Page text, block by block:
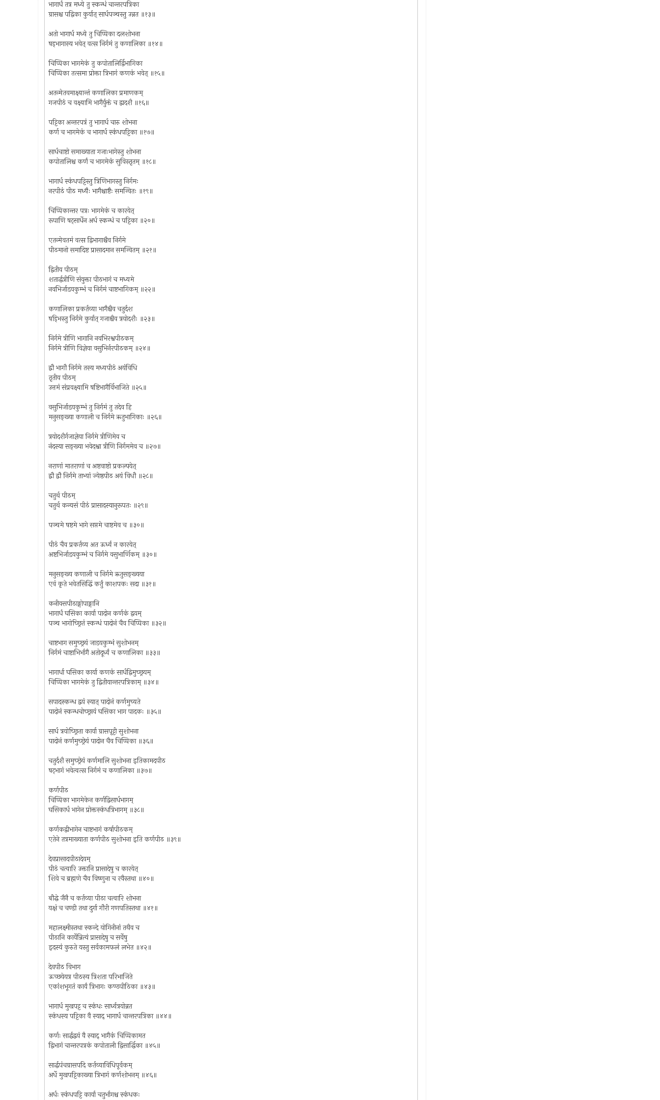
भागार्धं तत्र मध्ये तु स्कन्धं चान्तरपत्रिका
ग्रासश्च पद्विका कुर्यात् सार्धपञ्चस्तु उन्नत ॥१३॥
अतो भागार्ध मध्ये तु चिप्पिका दलशोभना
षड्भागास्य भवेत् वत्स निर्गमं तु कणालिका ॥१४॥
चिप्पिका भागमेकं तु कपोतालिर्द्विभागिका
चिप्पिका तत्समा प्रोक्ता त्रिभागं कणकं भवेत् ॥१५॥
अतन्मेतवमाक्ष्यान्तं कणालिका प्रमाणकम्
गजपीठं च वक्ष्यामि भागैर्युक्तं च द्वादशै ॥१६॥
पट्टिका अन्तरपत्रं तु भागार्ध चारु शोभना
कर्ण च भागमेकं च भागार्ध स्कंधपट्टिका ॥१७॥
सार्धचाष्टो समाख्याता गजाःभागेस्तु शोभना
कपोतालिश्च कर्णं च भागमेकं सुविस्तृतम् ॥१८॥
भागार्ध स्कंधपट्टिस्तु त्रिणिभागस्तु निर्गमः
नरपीठं पीठ मध्यैः भागैश्चाष्टैः समन्वितः ॥१९॥
चिप्पिकान्तर पत्रः भागमेकं च कारयेत्
रूपाणि षट्सार्धेन अर्ध स्कन्धं च पट्टिका ॥२०॥
एतन्मेवतमं वत्स द्विभागाश्चैव निर्गमे
पीठमानो समादिष्ट प्रासादमान समन्वितम् ॥२१॥
द्वितीय पीठम्
शतार्द्धत्रीणि संयुक्ता पीठभागं च मध्यमे
नवभिर्जाडयकुम्भं च निर्गमं चाष्टभागिकम् ॥२२॥
कणालिका प्रकर्तव्या भागैश्चैव चतुर्दश
षड्भिस्तु निर्गमे कुर्यात् गजाश्चैव त्रयोदशैः ॥२३॥
निर्गमे त्रीणि भागानि नवभिरश्वपीठकम्
निर्गमे त्रीणि विज्ञेया वसुभिर्नरपीठकम् ॥२४॥
द्वौ भागौ निर्गमे तस्य मध्यपीठं अयंविधि
तृतीय पीठम्
उत्तमं संप्रवक्ष्यामि षष्टिभागैर्विभाजिते ॥२५॥
वसुभिर्जाडयकुम्भं तु निर्गमं तु तदेव हि
मनुसङ्ख्या कणाली च निर्गमे ऋतुभागिकाः ॥२६॥
त्रयोदशैर्गजाज्ञेया निर्गमे त्रीणिमेव च
नंदस्या सङ्ख्या भवेदश्वा त्रीणि निर्गममेव च ॥२७॥
नराणां मातराणां च अष्टवाष्टो प्रकल्पयेत्
द्वौ द्वौ निर्गमे ताभ्यां ज्येष्ठपीठ अयं विधौ ॥२८॥
चतुर्थ पीठम्
चतुर्थ कन्यसं पीठं प्रासादस्यानुरूपतः ॥२९॥
पञ्चमे षष्टमे भागे सप्तमे चाष्टमेव च ॥३०॥
पीठं चैव प्रकर्तव्य अत ऊर्ध्व न कारयेत्
अष्टभिर्जाडयकुम्भं च निर्गमे वसुभार्णिकम् ॥३०॥
मनुसङ्ख्य कणाली च निर्गमे ऋतुसङ्ख्यया
एवं कृते भवेतसिद्धिं कर्तुं काशपकः सदा ॥३१॥
कनीयसपीठाङ्गोपाङ्गानि
भागार्धं घसिका कार्या पादोन कर्णकं द्वयम्
पञ्च भागोच्छ्रितं स्कन्धं पादोनं चैव चिप्पिका ॥३२॥
चाष्टभाग समुच्छ्रयं जाडयकुम्भं सुशोभनम्
निर्गमं चाष्टाभिर्भागै अतोदूर्ध्वं च कणालिका ॥३३॥
भागार्धा घसिका कार्या कणकं सार्धद्विमुच्छ्रयम्
चिप्पिका भागमेकं तु द्वितीयान्तरपत्रिकाम् ॥३४॥
सपादस्कन्ध द्वयं स्यात् पादोनं कर्णमुच्यते
पादोनं स्कन्धचोच्छ्रायं घसिका भाग पादकः ॥३५॥
सार्ध त्रयोच्छ्रिता कार्या ग्रासपृट्टी सुशोभना
पादोनं कर्णमुच्छ्रेयं पादोन चैव चिप्पिका ॥३६॥
चतुर्दशै समुच्छ्रेयं कर्णमालि सुशोभना इतिकामदपीठ
षट्भागं भवेत्वत्स निर्गमं च कणालिका ॥३७॥
कर्णपीठ
चिप्पिका भागमेकेन कर्णद्विसार्धभागम्
घसिकार्ध भागेन प्रोक्तस्कंधत्रिभागम् ॥३८॥
कर्णकद्वीभागेन चाष्टभागं कर्षापीठकम्
एतेने तत्रमाख्याता कर्णपीठ सुशोभना इति कर्णपीठ ॥३९॥
देवप्रासादपीठादेयम्
पीठं चत्वारि उक्तानि प्रासादेषु च कारयेत्
शिवे च ब्रह्मणे चैव विष्णुना च रवैस्तथा ॥४०॥
बौद्धे जैनै च कर्तव्या पीठा चत्वारि शोभना
यक्षं च चण्डी तथा दुर्गा गौरी गणपतिस्तथा ॥४१॥
महालक्ष्मीस्तथा स्कन्दे योगिनीनां तथैव च
पीठानि कार्येन्नित्यं प्रासादेषु च सर्वेषु
इदस्यं कुरुते यस्तु सर्वकामफलं लभेत ॥४२॥
देवपीठ विभाग
ऊच्छयेयत्र पीठस्य त्रिशता परिभाजिते
एकांशभूगतं कार्यं त्रिभागः कण्ठपीठिका ॥४३॥
भागार्ध मुखपट्ट च स्कंधः सार्ध्वत्रयोन्नत
स्कंधस्य पट्टिका वै स्याद् भागार्ध चान्तरपत्रिका ॥४४॥
कर्णः सार्द्धद्वयं वै स्याद् भागैकं चिप्पिकामत
द्विभागं चान्तरपत्रकं कपोताली द्विसार्द्धिका ॥४५॥
सार्द्धपंचग्रासपदि कर्तव्याविधिपूर्वकम्
अर्धे मुखपट्टिकाख्या त्रिभागं कर्णशोभनम् ॥४६॥
अर्धः स्कंधपट्टि कार्या चतुर्भागश्च स्कंधकः